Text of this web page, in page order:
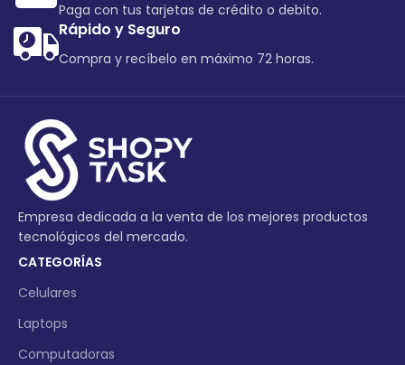
Paga con tus tarjetas de crédito o debito.
Rápido y Seguro
Compra y recíbelo en máximo 72 horas.
Empresa dedicada a la venta de los mejores productos
tecnológicos del mercado.
CATEGORÍAS
Celulares
Laptops
Computadoras